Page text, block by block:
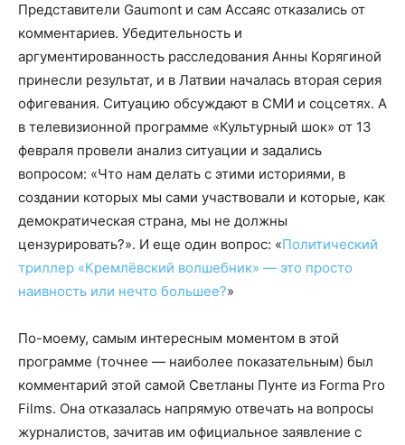
Представители Gaumont и сам Ассаяс отказались от
комментариев. Убедительность и
аргументированность расследования Анны Корягиной
принесли результат, и в Латвии началась вторая серия
офигевания. Ситуацию обсуждают в СМИ и соцсетях. А
в телевизионной программе «Культурный шок» от 13
февраля провели анализ ситуации и задались
вопросом: «Что нам делать с этими историями, в
создании которых мы сами участвовали и которые, как
демократическая страна, мы не должны
цензурировать?». И еще один вопрос: «Политический
триллер «Кремлёвский волшебник» — это просто
наивность или нечто большее?»
По-моему, самым интересным моментом в этой
программе (точнее — наиболее показательным) был
комментарий этой самой Светланы Пунте из Forma Pro
Films. Она отказалась напрямую отвечать на вопросы
журналистов, зачитав им официальное заявление с